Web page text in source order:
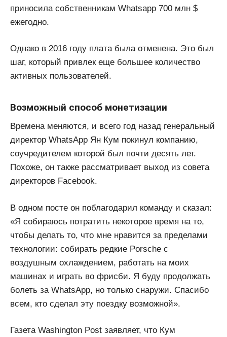
приносила собственникам Whatsapp 700 млн $
ежегодно.
Однако в 2016 году плата была отменена. Это был
шаг, который привлек еще большее количество
активных пользователей.
Возможный способ монетизации
Времена меняются, и всего год назад генеральный
директор WhatsApp Ян Кум покинул компанию,
соучредителем которой был почти десять лет.
Похоже, он также рассматривает выход из совета
директоров Facebook.
В одном посте он поблагодарил команду и сказал:
«Я собираюсь потратить некоторое время на то,
чтобы делать то, что мне нравится за пределами
технологии: собирать редкие Porsche с
воздушным охлаждением, работать на моих
машинах и играть во фрисби. Я буду продолжать
болеть за WhatsApp, но только снаружи. Спасибо
всем, кто сделал эту поездку возможной».
Газета Washington Post заявляет, что Кум